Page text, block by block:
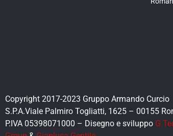
Copyright 2017-2023 Gruppo Armando Curcio
S.P.A.Viale Palmiro Togliatti, 1625 – 00155
P.IVA 05398071000 – Disegno e sviluppo G